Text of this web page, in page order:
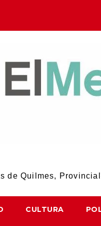
de Quilmes,
CULTURA